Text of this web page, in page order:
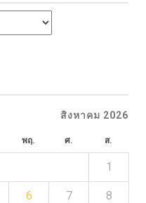
สิงหาคม 2026
พฤ. ศ. ส.
1
6 7 8